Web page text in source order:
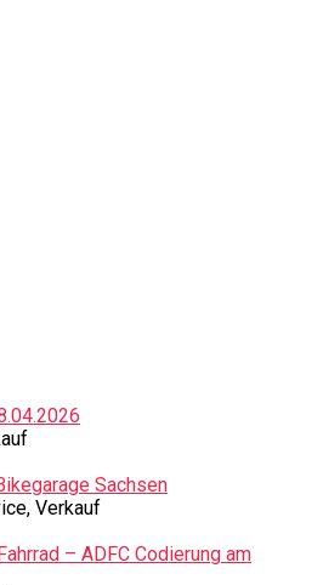
Sachsen
Verkauf
– ADFC Codierung am